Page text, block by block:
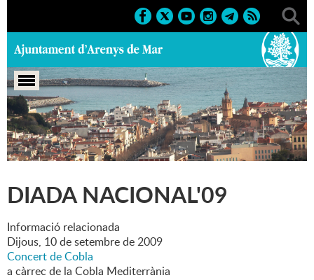
Portada > Marcs > 2009 > Culturals > Diada Nacional'09
DIADA NACIONAL'09
Informació relacionada
Dijous, 10desetembrede2009
Concert de Cobla
a càrrec de la Cobla Mediterrània